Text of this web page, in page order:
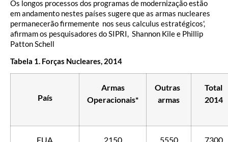
Os longos processos dos programas de modernização estão
em andamento nestes países sugere que as armas nucleares
permanecerão firmemente nos seus calculus estratégicos',
afirmam os pesquisadores do SIPRI, Shannon Kile e Phillip
Patton Schell
Tabela 1. Forças Nucleares, 2014
País
Armas
Operacionais*
Outras
armas
Total
2014
EUA 2150 5550 7300